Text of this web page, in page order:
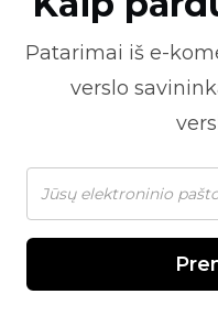
Patarimai iš e-
verslo